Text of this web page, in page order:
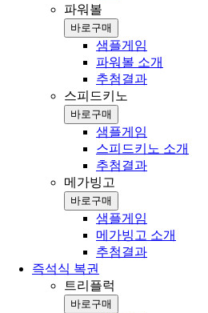
파워볼
바로구매
샘플게임
파워볼 소개
추첨결과
스피드키노
바로구매
샘플게임
스피드키노 소개
추첨결과
메가빙고
바로구매
샘플게임
메가빙고 소개
추첨결과
즉석식 복권
트리플럭
바로구매